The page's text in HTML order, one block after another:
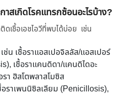
าสเกิดโรคแทรกซ้อนอะไรบ้าง?
ดเชื้อเอชไอวีที่พบได้บ่อย เช่น
ช่น เชื้อราแอสเปอจิลลัส/แอสเปอร์
เชื้อราแคนดิดา/แคนดิไดอะ
า ฮิสโตพลาสโมซิส
ราเพนนิซิลเลียม (Penicillosis),